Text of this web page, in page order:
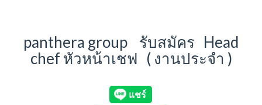
panthera group รับสมัคร Head
chef หัวหน้าเชฟ ( งานประจำ )